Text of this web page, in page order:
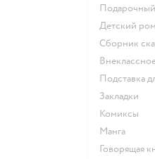
детский
сборник
подставка
закладки
комиксы
манга
говорящая